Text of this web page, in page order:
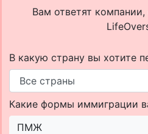
Вам ответят
В какую страну вы хотите
Какие формы иммиграции
ПМЖ